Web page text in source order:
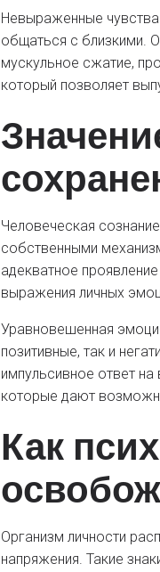
Невыраженные
общаться с близкими.
мускульное сжатие,
который позволяет
Человеческая
собственными
адекватное
выражения личных
Уравновешенная
позитивные, так и
импульсивное ответ
которые дают
Как
Организм личности
напряжения. Такие